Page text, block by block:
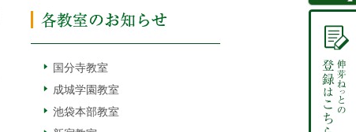
国分寺教室
成城学園教室
池袋本部教室